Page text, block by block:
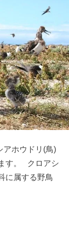
アホウドリ(鳥)
す。 クロアシ
に属する野鳥